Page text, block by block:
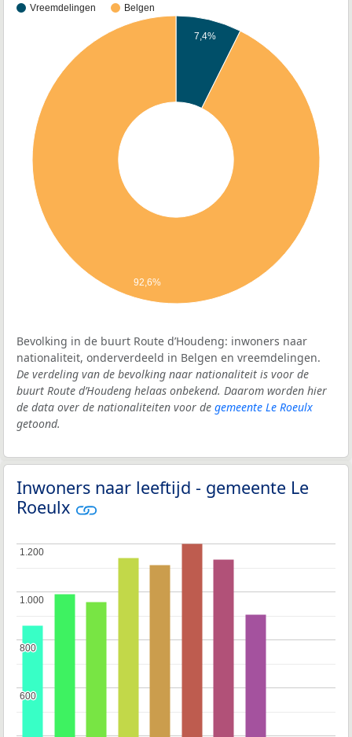
Vreemdelingen Belgen
7,4%
92,6%
Bevolking in de buurt Route d’Houdeng: inwoners naar
nationaliteit, onderverdeeld in Belgen en vreemdelingen.
De verdeling van de bevolking naar nationaliteit is voor de
buurt Route d’Houdeng helaas onbekend. Daarom worden hier
de data over de nationaliteiten voor de gemeente Le Roeulx
getoond.
Inwoners naar leeftijd - gemeente Le
Roeulx
600
600
800
800
1.000
1.000
1.200
1.200